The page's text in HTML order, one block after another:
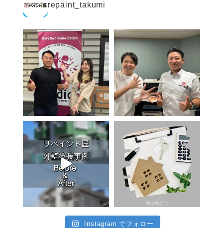
repaint_takumi
Instagram でフォロー